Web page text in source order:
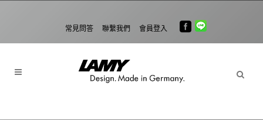
常見問答 聯繫我們 會員登入